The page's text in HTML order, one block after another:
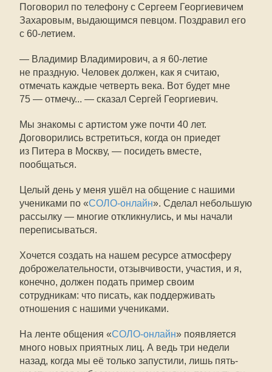
Поговорил по телефону с Сергеем Георгиевичем
Захаровым, выдающимся певцом. Поздравил его
с 60-летием.
— Владимир Владимирович, а я 60-летие
не праздную. Человек должен, как я считаю,
отмечать каждые четверть века. Вот будет мне
75 — отмечу... — сказал Сергей Георгиевич.
Мы знакомы с артистом уже почти 40 лет.
Договорились встретиться, когда он приедет
из Питера в Москву, — посидеть вместе,
пообщаться.
Целый день у меня ушёл на общение с нашими
учениками по «СОЛО-онлайн». Сделал небольшую
рассылку — многие откликнулись, и мы начали
переписываться.
Хочется создать на нашем ресурсе атмосферу
доброжелательности, отзывчивости, участия, и я,
конечно, должен подать пример своим
сотрудникам: что писать, как поддерживать
отношения с нашими учениками.
На ленте общения «СОЛО-онлайн» появляется
много новых приятных лиц. А ведь три недели
назад, когда мы её только запустили, лишь пять-